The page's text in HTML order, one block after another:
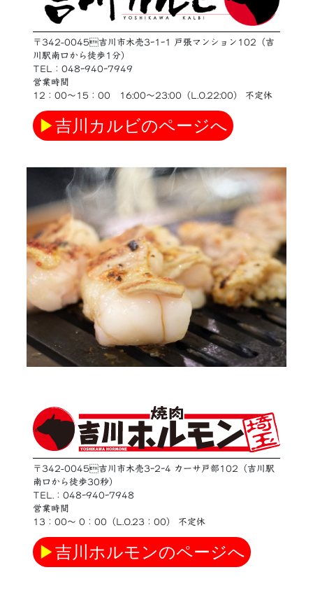
〒342-0045吉川市木売3ｰ1ｰ1 戸張マンション102（吉
川駅南口から徒歩1分）
TEL：048ｰ940ｰ7949
営業時間
12：00〜15：00 16:00〜23:00（L.O.22:00） 不定休
▶吉川カルビのページへ
〒342-0045吉川市木売3ｰ2ｰ4 カーサ戸部102（吉川駅
南口から徒歩30秒）
TEL.：048ｰ940ｰ7948
営業時間
13：00〜 0：00（L.O.23：00） 不定休
▶吉川ホルモンのページへ